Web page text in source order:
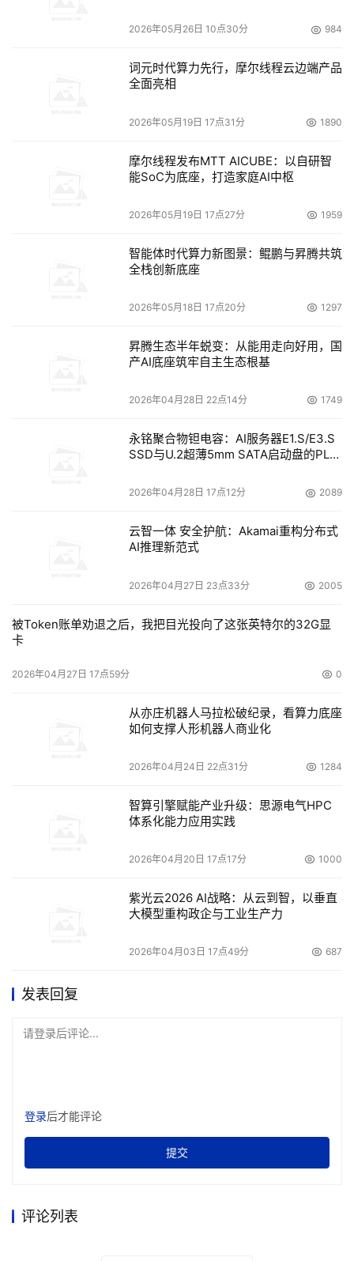
2026年05月26日 10点30分 984
词元时代算力先行，摩尔线程云边端产品
全面亮相
2026年05月19日 17点31分 1890
摩尔线程发布MTT AICUBE：以自研智
能SoC为底座，打造家庭AI中枢
2026年05月19日 17点27分 1959
智能体时代算力新图景：鲲鹏与昇腾共筑
全栈创新底座
2026年05月18日 17点20分 1297
昇腾生态半年蜕变：从能用走向好用，国
产AI底座筑牢自主生态根基
2026年04月28日 22点14分 1749
永铭聚合物钽电容：AI服务器E1.S/E3.S
SSD与U.2超薄5mm SATA启动盘的PLP
2026年04月28日 17点12分 2089
云智一体 安全护航：Akamai重构分布式
AI推理新范式
2026年04月27日 23点33分 2005
被Token账单劝退之后，我把目光投向了这张英特尔的32G显
卡
2026年04月27日 17点59分 0
从亦庄机器人马拉松破纪录，看算力底座
如何支撑人形机器人商业化
2026年04月24日 22点31分 1284
智算引擎赋能产业升级：思源电气HPC
体系化能力应用实践
2026年04月20日 17点17分 1000
紫光云2026 AI战略：从云到智，以垂直
大模型重构政企与工业生产力
2026年04月03日 17点49分 687
发表回复
请登录后评论...
登录后才能评论
提交
评论列表